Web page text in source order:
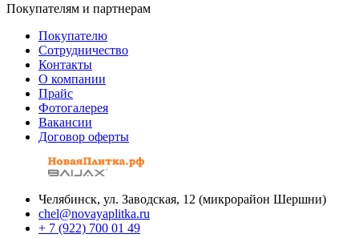
Покупателям и партнерам
Покупателю
Сотрудничество
Контакты
О компании
Прайс
Фотогалерея
Вакансии
Договор оферты
Челябинск, ул. Заводская, 12 (микрорайон Шершни)
chel@novayaplitka.ru
+ 7 (922) 700 01 49